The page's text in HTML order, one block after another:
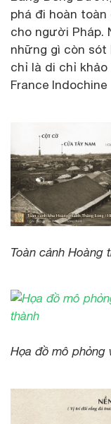
phá đi hoàn
cho người Pháp.
những gì còn sót
chỉ là di chỉ
France Indochine
Toàn cảnh Hoàng
Họa đồ mô phỏng